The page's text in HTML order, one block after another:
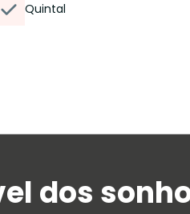
Quintal
dos